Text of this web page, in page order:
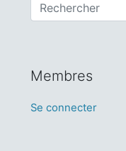
Membres
Se connecter